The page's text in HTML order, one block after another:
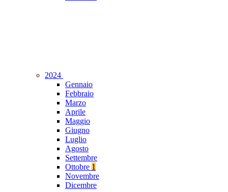
2024
Gennaio
Febbraio
Marzo
Aprile
Maggio
Giugno
Luglio
Agosto
Settembre
Ottobre 1
Novembre
Dicembre